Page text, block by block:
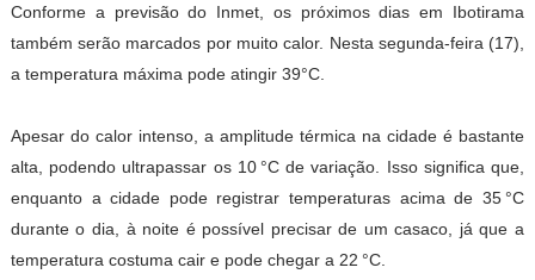
Conforme a previsão do Inmet, os próximos dias em Ibotirama
também serão marcados por muito calor. Nesta segunda-feira (17),
a temperatura máxima pode atingir 39°C.
Apesar do calor intenso, a amplitude térmica na cidade é bastante
alta, podendo ultrapassar os 10 °C de variação. Isso significa que,
enquanto a cidade pode registrar temperaturas acima de 35 °C
durante o dia, à noite é possível precisar de um casaco, já que a
temperatura costuma cair e pode chegar a 22 °C.